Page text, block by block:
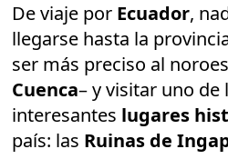
De viaje por Ecuador,
llegarse hasta la
ser más preciso al
Cuenca– y visitar uno de
interesantes lugares
país: las Ruinas de